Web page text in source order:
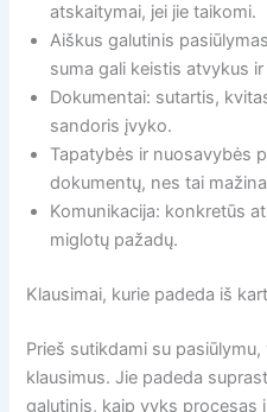
atskaitymai, jei jie taikomi.
Aiškus galutinis
suma gali keistis atvykus
Dokumentai: sutartis,
sandoris įvyko.
Tapatybės ir nuosavybės
dokumentų, nes tai
Komunikacija: konkretūs
miglotų pažadų.
Klausimai, kurie padeda iš
Prieš sutikdami su
klausimus. Jie padeda
galutinis, kaip vyks procesas